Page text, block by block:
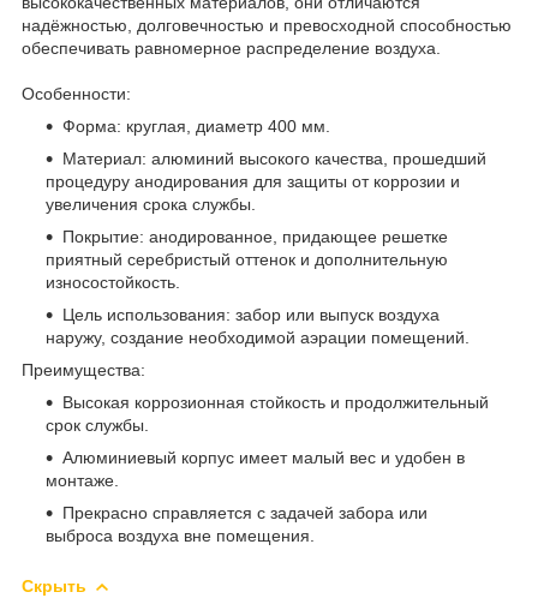
надёжностью, долговечностью и превосходной способностью
обеспечивать равномерное распределение воздуха.
Особенности:
Форма: круглая, диаметр 400 мм.
Материал: алюминий высокого качества, прошедший
процедуру анодирования для защиты от коррозии и
увеличения срока службы.
Покрытие: анодированное, придающее решетке
приятный серебристый оттенок и дополнительную
износостойкость.
Цель использования: забор или выпуск воздуха
наружу, создание необходимой аэрации помещений.
Преимущества:
Высокая коррозионная стойкость и продолжительный
срок службы.
Алюминиевый корпус имеет малый вес и удобен в
монтаже.
Прекрасно справляется с задачей забора или
выброса воздуха вне помещения.
Скрыть